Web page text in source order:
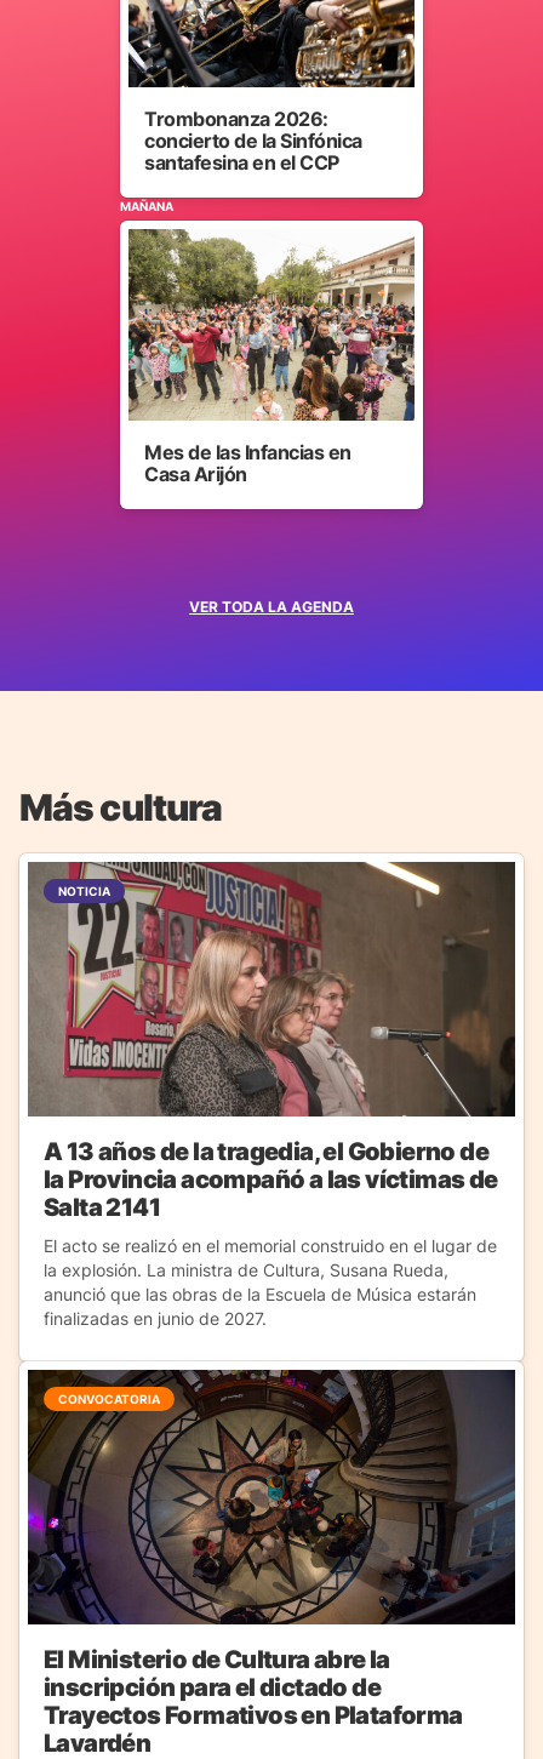
VER TODA LA AGENDA
Trombonanza 2026:
concierto de la Sinfónica
santafesina en el CCP
MAÑANA
Mes de las Infancias en
Casa Arijón
Más cultura
NOTICIA
A 13 años de la tragedia, el Gobierno de
la Provincia acompañó a las víctimas de
Salta 2141
El acto se realizó en el memorial construido en el lugar de
la explosión. La ministra de Cultura, Susana Rueda,
anunció que las obras de la Escuela de Música estarán
finalizadas en junio de 2027.
CONVOCATORIA
El Ministerio de Cultura abre la
inscripción para el dictado de
Trayectos Formativos en Plataforma
Lavardén